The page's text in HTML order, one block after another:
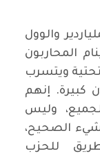
والوول
المحاربون
ويتسرب
كبيرة. إنهم
وليس
الصحيح،
للحزب